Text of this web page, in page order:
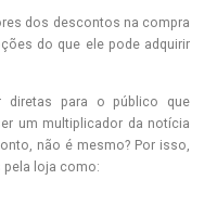
dos descontos na compra
do que ele pode adquirir
para o público que
um multiplicador da notícia
não é mesmo? Por isso,
pela loja como: